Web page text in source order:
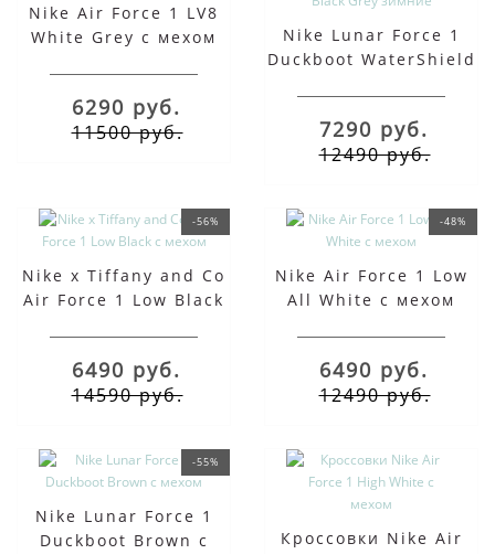
Nike Air Force 1 LV8
White Grey с мехом
6290 руб.
11500 руб.
Nike Lunar Force 1
Duckboot WaterShield
7290 руб.
12490 руб.
-56%
Nike x Tiffany and Co
Air Force 1 Low Black
6490 руб.
14590 руб.
-48%
Nike Air Force 1 Low
All White с мехом
6490 руб.
12490 руб.
-55%
Nike Lunar Force 1
Duckboot Brown с
Кроссовки Nike Air